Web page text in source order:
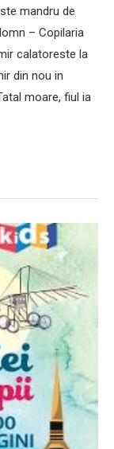
mandru de
– Copilaria
calatoreste la
din nou in
moare, fiul ia